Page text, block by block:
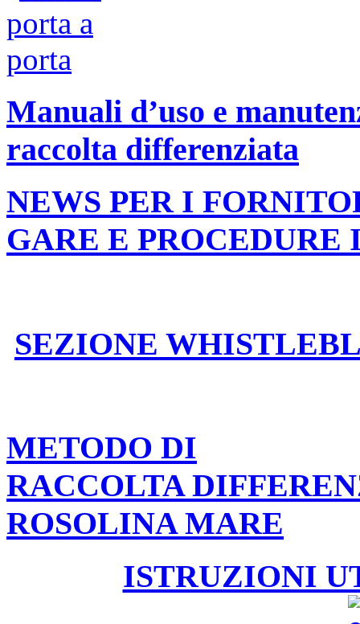
Manuali d’uso e
raccolta differenziata
NEWS PER I
GARE E PROCEDURE
SEZIONE
METODO DI
RACCOLTA
ROSOLINA MARE
ISTRUZIONI